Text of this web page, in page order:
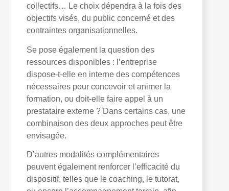
collectifs… Le choix dépendra à la fois des
objectifs visés, du public concerné et des
contraintes organisationnelles.
Se pose également la question des
ressources disponibles : l’entreprise
dispose-t-elle en interne des compétences
nécessaires pour concevoir et animer la
formation, ou doit-elle faire appel à un
prestataire externe ? Dans certains cas, une
combinaison des deux approches peut être
envisagée.
D’autres modalités complémentaires
peuvent également renforcer l’efficacité du
dispositif, telles que le coaching, le tutorat,